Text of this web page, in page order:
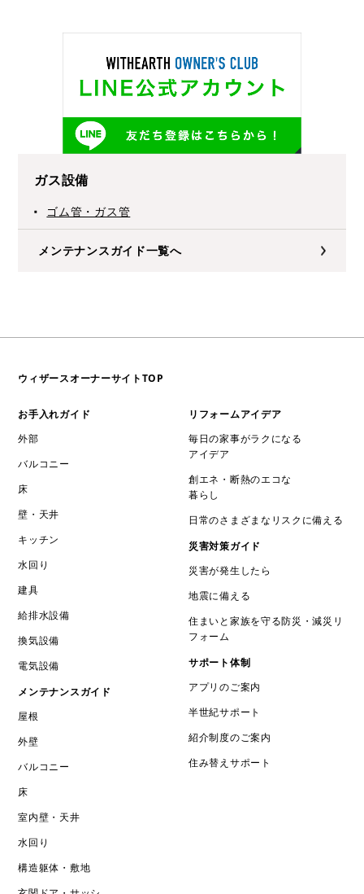
ガス設備
ゴム管・ガス管
メンテナンスガイド一覧へ
ウィザースオーナーサイトTOP
お手入れガイド
外部
バルコニー
床
壁・天井
キッチン
水回り
建具
給排水設備
換気設備
電気設備
メンテナンスガイド
屋根
外壁
バルコニー
床
室内壁・天井
水回り
構造躯体・敷地
リフォームアイデア
毎日の家事がラクになる
アイデア
創エネ・断熱のエコな
暮らし
日常のさまざまなリスクに備える
災害対策ガイド
災害が発生したら
地震に備える
住まいと家族を守る防災・減災リ
フォーム
サポート体制
アプリのご案内
半世紀サポート
紹介制度のご案内
住み替えサポート